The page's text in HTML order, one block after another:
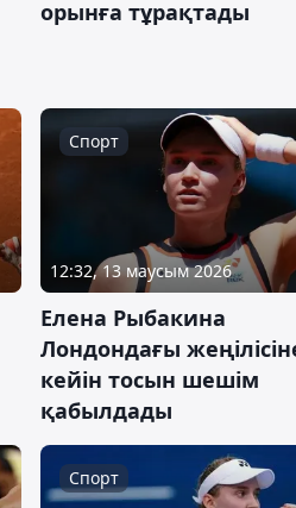
орынға тұрақтады
Спорт
12:32, 13 маусым 2026
Елена Рыбакина
Лондондағы
кейін тосын шешім
қабылдады
Спорт